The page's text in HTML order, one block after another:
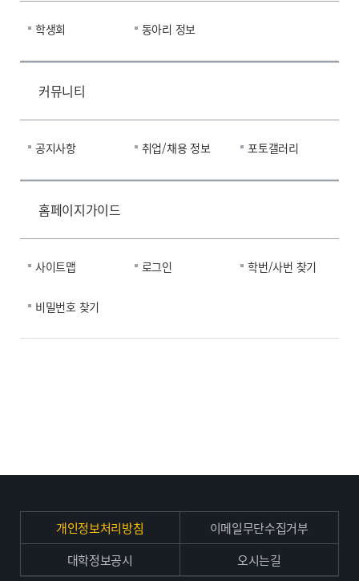
학생회 동아리 정보
커뮤니티
공지사항 취업/채용 정보 포토갤러리
홈페이지가이드
사이트맵 로그인 학번/사번 찾기
비밀번호 찾기
개인정보처리방침
이메일무단수집거부
대학정보공시
오시는길